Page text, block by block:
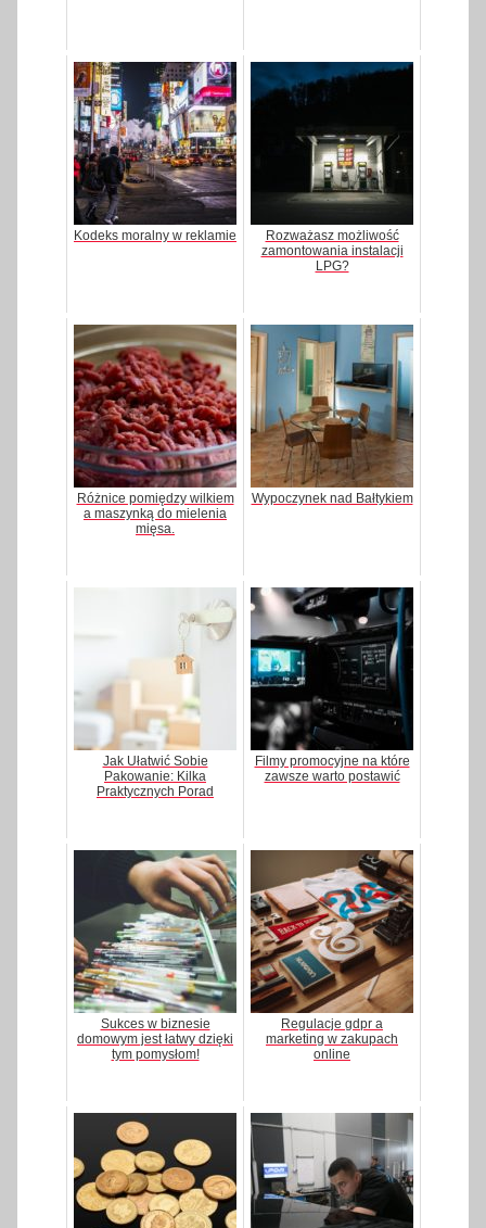
Kodeks moralny w reklamie
Rozważasz możliwość
zamontowania instalacji
LPG?
Różnice pomiędzy wilkiem
a maszynką do mielenia
mięsa.
Wypoczynek nad Bałtykiem
Jak Ułatwić Sobie
Pakowanie: Kilka
Praktycznych Porad
Filmy promocyjne na które
zawsze warto postawić
Sukces w biznesie
domowym jest łatwy dzięki
tym pomysłom!
Regulacje gdpr a
marketing w zakupach
online